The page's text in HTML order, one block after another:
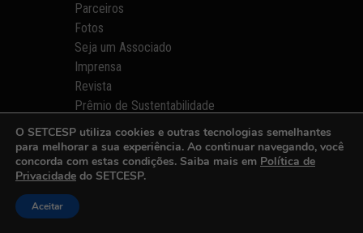
Parceiros
Fotos
Seja um Associado
Imprensa
Revista
Prêmio de Sustentabilidade
Contato
Área do Associado
Receber Notícias
Política de Privacidade
O SETCESP utiliza cookies e outras tecnologias semelhantes
para melhorar a sua experiência. Ao continuar navegando, você
concorda com estas condições. Saiba mais em Política de
Privacidade do SETCESP.
Aceitar